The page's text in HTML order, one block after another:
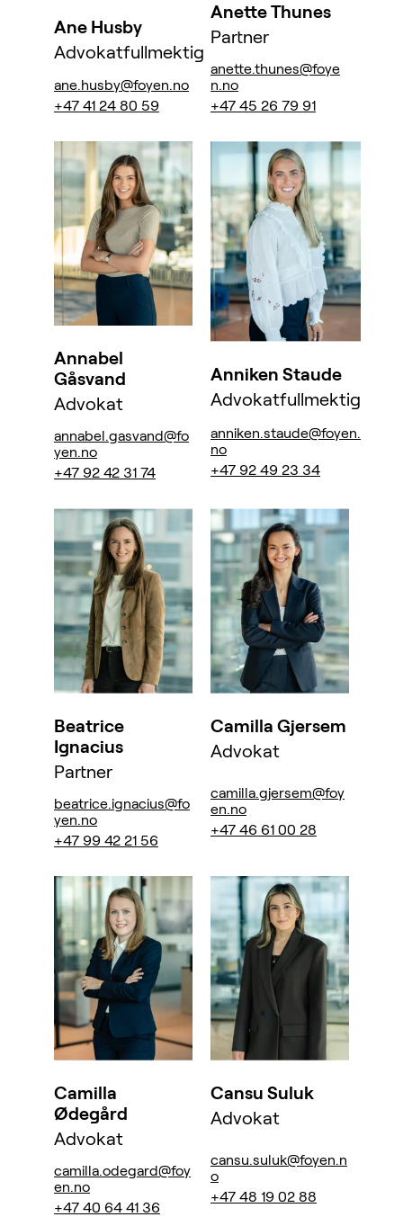
Ane Husby
Advokatfullmektig
ane.husby@foyen.no
+47 41 24 80 59
Anette Thunes
Partner
anette.thunes@foye
n.no
+47 45 26 79 91
Annabel
Gåsvand
Advokat
annabel.gasvand@fo
yen.no
+47 92 42 31 74
Anniken Staude
Advokatfullmektig
anniken.staude@foyen.
no
+47 92 49 23 34
Beatrice
Ignacius
Partner
beatrice.ignacius@fo
yen.no
+47 99 42 21 56
Camilla Gjersem
Advokat
camilla.gjersem@foy
en.no
+47 46 61 00 28
Camilla
Ødegård
Advokat
camilla.odegard@foy
en.no
+47 40 64 41 36
Cansu Suluk
Advokat
cansu.suluk@foyen.n
o
+47 48 19 02 88